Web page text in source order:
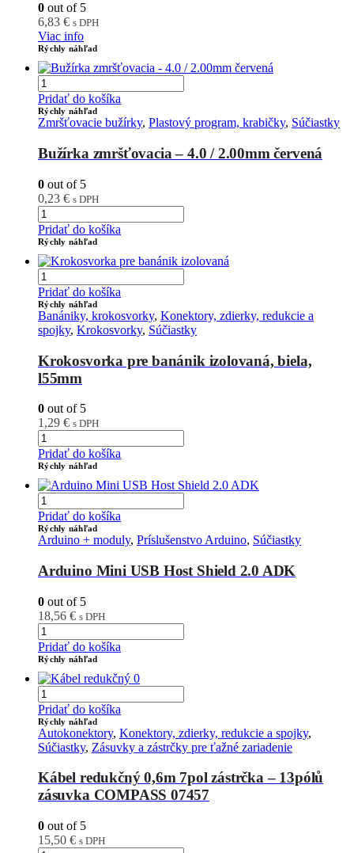
0 out of 5
6,83 € s DPH
Viac info
Rýchly náhľad
Pridať do košíka
Rýchly náhľad
Zmršťovacie bužírky, Plastový program, krabičky, Súčiastky
Bužírka zmršťovacia – 4.0 / 2.00mm červená
0 out of 5
0,23 € s DPH
Pridať do košíka
Rýchly náhľad
Pridať do košíka
Rýchly náhľad
Banániky, krokosvorky, Konektory, zdierky, redukcie a
spojky, Krokosvorky, Súčiastky
Krokosvorka pre banánik izolovaná, biela,
l55mm
0 out of 5
1,29 € s DPH
Pridať do košíka
Rýchly náhľad
Pridať do košíka
Rýchly náhľad
Arduino + moduly, Príslušenstvo Arduino, Súčiastky
Arduino Mini USB Host Shield 2.0 ADK
0 out of 5
18,56 € s DPH
Pridať do košíka
Rýchly náhľad
Pridať do košíka
Rýchly náhľad
Autokonektory, Konektory, zdierky, redukcie a spojky,
Súčiastky, Zásuvky a zástrčky pre ťažné zariadenie
Kábel redukčný 0,6m 7pol zástrčka – 13pólů
zásuvka COMPASS 07457
0 out of 5
15,50 € s DPH